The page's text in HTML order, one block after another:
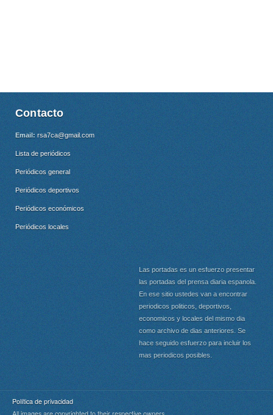
Contacto
Email: rsa7ca@gmail.com
Lista de periódicos
Periódicos general
Periódicos deportivos
Periódicos económicos
Periódicos locales
Las portadas es un esfuerzo presentar
las portadas del prensa diaria espanola.
En ese sitio ustedes van a encontrar
periodicos politicos, deportivos,
economicos y locales del mismo dia
como archivo de dias anteriores. Se
hace seguido esfuerzo para incluir los
mas periodicos posibles.
Política de privacidad